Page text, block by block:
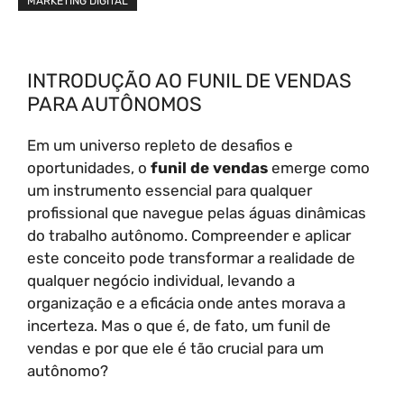
INTRODUÇÃO AO FUNIL DE VENDAS
PARA AUTÔNOMOS
Em um universo repleto de desafios e
oportunidades, o funil de vendas emerge como
um instrumento essencial para qualquer
profissional que navegue pelas águas dinâmicas
do trabalho autônomo. Compreender e aplicar
este conceito pode transformar a realidade de
qualquer negócio individual, levando a
organização e a eficácia onde antes morava a
incerteza. Mas o que é, de fato, um funil de
vendas e por que ele é tão crucial para um
autônomo?